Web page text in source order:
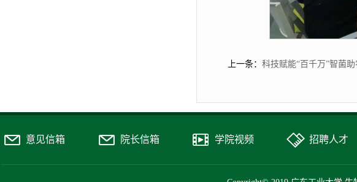
上一条： 科技赋能“百千万”智菌
意见信箱 院长信箱 学院视频 招聘人才